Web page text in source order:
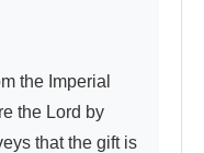
the Imperial
the Lord by
that the gift is